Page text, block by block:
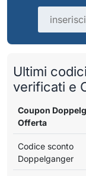
Indirizzo
Ultimi
verificati e
Coupon
Offerta
Codice sconto
Doppelganger